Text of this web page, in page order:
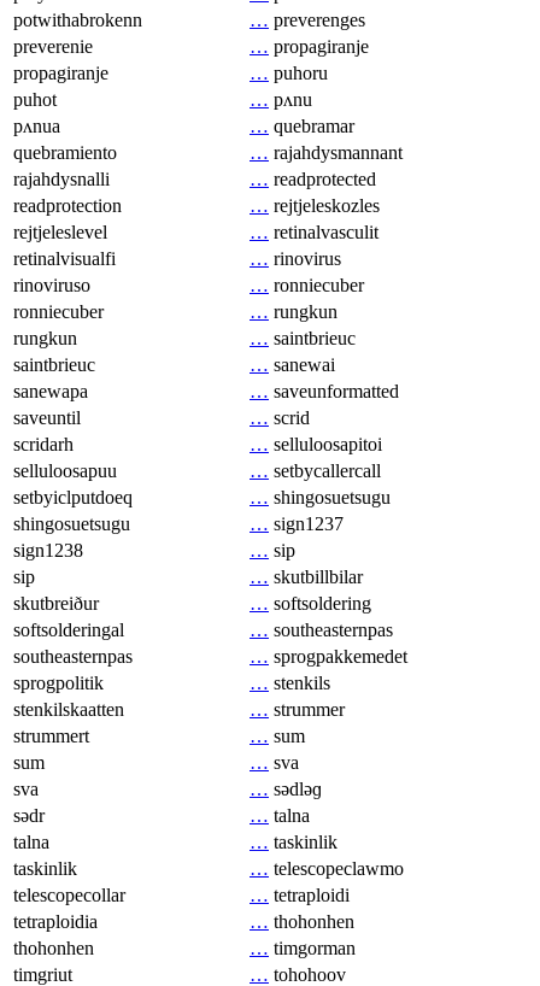
potwithabrokenn
… preverenges
preverenie
… propagiranje
propagiranje
… puhoru
puhot
… pʌnu
pʌnua
… quebramar
quebramiento
… rajahdysmannant
rajahdysnalli
… readprotected
readprotection
… rejtjeleskozles
rejtjeleslevel
… retinalvasculit
retinalvisualfi
… rinovirus
rinoviruso
… ronniecuber
ronniecuber
… rungkun
rungkun
… saintbrieuc
saintbrieuc
… sanewai
sanewapa
… saveunformatted
saveuntil
… scrid
scridarh
… selluloosapitoi
selluloosapuu
… setbycallercall
setbyiclputdoeq
… shingosuetsugu
shingosuetsugu
… sign1237
sign1238
… sip
sip
… skutbillbilar
skutbreiður
… softsoldering
softsolderingal
… southeasternpas
southeasternpas
… sprogpakkemedet
sprogpolitik
… stenkils
stenkilskaatten
… strummer
strummert
… sum
sum
… sva
sva
… sədləɡ
sədr
… talna
talna
… taskinlik
taskinlik
… telescopeclawmo
telescopecollar
… tetraploidi
tetraploidia
… thohonhen
thohonhen
… timgorman
timgriut
… tohohoov